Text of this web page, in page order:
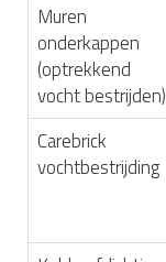
Muren
onderkappen
(optrekkend
vocht bestrijden)
Carebrick
vochtbestrijding